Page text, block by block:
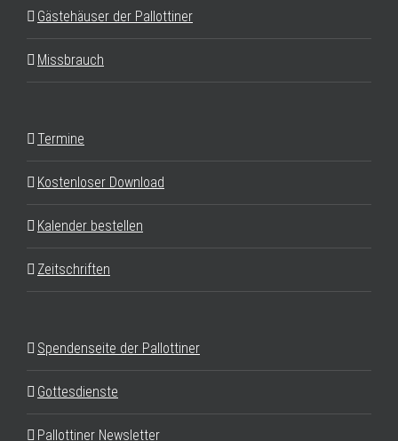
Gästehäuser der Pallottiner
Missbrauch
Termine
Kostenloser Download
Kalender bestellen
Zeitschriften
Spendenseite der Pallottiner
Gottesdienste
Pallottiner Newsletter